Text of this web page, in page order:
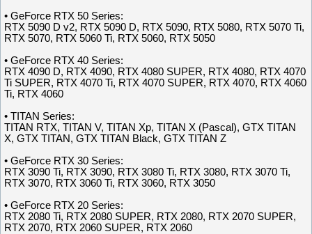
• GeForce RTX 50 Series:
RTX 5090 D v2, RTX 5090 D, RTX 5090, RTX 5080, RTX 5070 Ti,
RTX 5070, RTX 5060 Ti, RTX 5060, RTX 5050
• GeForce RTX 40 Series:
RTX 4090 D, RTX 4090, RTX 4080 SUPER, RTX 4080, RTX 4070
Ti SUPER, RTX 4070 Ti, RTX 4070 SUPER, RTX 4070, RTX 4060
Ti, RTX 4060
• TITAN Series:
TITAN RTX, TITAN V, TITAN Xp, TITAN X (Pascal), GTX TITAN
X, GTX TITAN, GTX TITAN Black, GTX TITAN Z
• GeForce RTX 30 Series:
RTX 3090 Ti, RTX 3090, RTX 3080 Ti, RTX 3080, RTX 3070 Ti,
RTX 3070, RTX 3060 Ti, RTX 3060, RTX 3050
• GeForce RTX 20 Series:
RTX 2080 Ti, RTX 2080 SUPER, RTX 2080, RTX 2070 SUPER,
RTX 2070, RTX 2060 SUPER, RTX 2060